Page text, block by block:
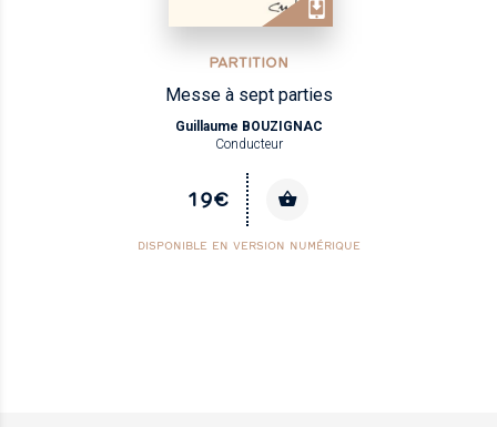
PARTITION
Messe à sept parties
Guillaume BOUZIGNAC
Conducteur
19€
DISPONIBLE EN VERSION NUMÉRIQUE